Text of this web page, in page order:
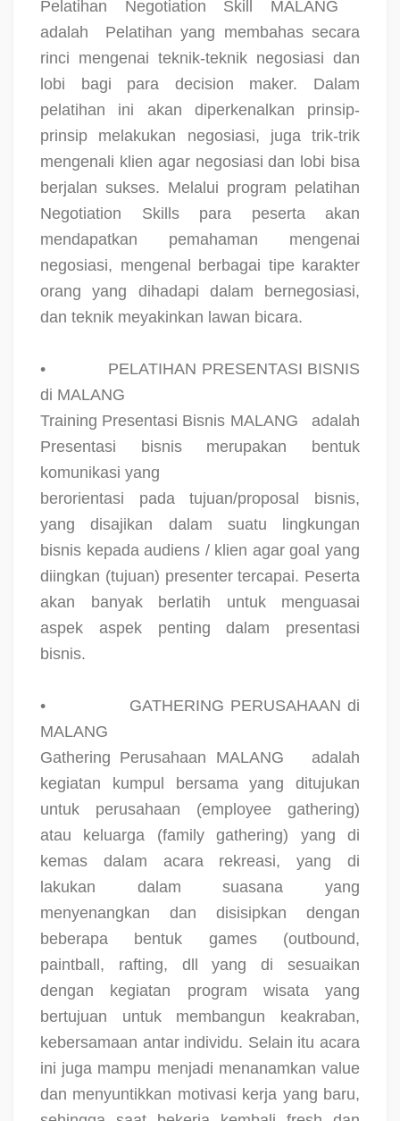
Pelatihan Negotiation Skill MALANG
adalah
Pelatihan yang membahas secara
rinci mengenai teknik-teknik negosiasi dan
lobi bagi para decision maker. Dalam
pelatihan ini akan diperkenalkan prinsip-
prinsip melakukan negosiasi, juga trik-trik
mengenali klien agar negosiasi dan lobi bisa
berjalan sukses. Melalui program pelatihan
Negotiation Skills para peserta akan
mendapatkan pemahaman mengenai
negosiasi, mengenal berbagai tipe karakter
orang yang dihadapi dalam bernegosiasi,
dan teknik meyakinkan lawan bicara.
•
PELATIHAN PRESENTASI BISNIS
di MALANG
Training Presentasi Bisnis MALANG
adalah
Presentasi bisnis merupakan bentuk
komunikasi yang
berorientasi pada tujuan/proposal bisnis,
yang disajikan dalam suatu lingkungan
bisnis kepada audiens / klien agar goal yang
diingkan (tujuan) presenter tercapai. Peserta
akan banyak berlatih untuk menguasai
aspek aspek penting dalam presentasi
bisnis.
•
GATHERING PERUSAHAAN di
MALANG
Gathering Perusahaan MALANG
adalah
kegiatan kumpul bersama yang ditujukan
untuk perusahaan (employee gathering)
atau keluarga (family gathering) yang di
kemas dalam acara rekreasi, yang di
lakukan dalam suasana yang
menyenangkan dan disisipkan dengan
beberapa bentuk games (outbound,
paintball, rafting, dll yang di sesuaikan
dengan kegiatan program wisata yang
bertujuan untuk membangun keakraban,
kebersamaan antar individu. Selain itu acara
ini juga mampu menjadi menanamkan value
dan menyuntikkan motivasi kerja yang baru,